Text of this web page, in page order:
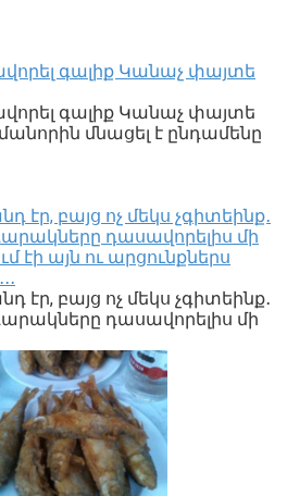
գալիք Կանաչ փայտե
գալիք Կանաչ փայտե
մնացել է ընդամենը
էր, բայց ոչ մեկս չգիտեինք․
դասավորելիս մի
այն ու արցունքներս
էր, բայց ոչ մեկս չգիտեինք․
դասավորելիս մի